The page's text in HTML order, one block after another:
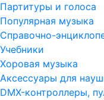
Партитуры и голоса
Популярная музыка
Справочно-
Учебники
Хоровая музыка
Аксессуары для
DMX-контроллеры,